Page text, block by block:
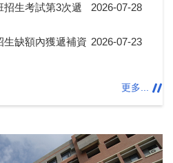
招生考試第3次遞
2026-07-28
生缺額內獲遞補資 2026-07-23
更多...